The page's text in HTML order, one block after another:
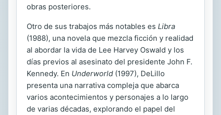
obras posteriores.
Otro de sus trabajos más notables es Libra
(1988), una novela que mezcla ficción y realidad
al abordar la vida de Lee Harvey Oswald y los
días previos al asesinato del presidente John F.
Kennedy. En Underworld (1997), DeLillo
presenta una narrativa compleja que abarca
varios acontecimientos y personajes a lo largo
de varias décadas, explorando el papel del